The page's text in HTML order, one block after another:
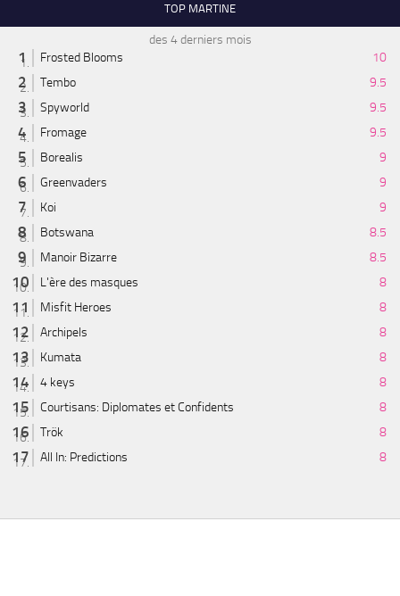
TOP MARTINE
des 4 derniers mois
Frosted Blooms
10
Tembo
9.5
Spyworld
9.5
Fromage
9.5
Borealis
9
Greenvaders
9
Koi
9
Botswana
8.5
Manoir Bizarre
8.5
L'ère des masques
8
Misfit Heroes
8
Archipels
8
Kumata
8
4 keys
8
Courtisans: Diplomates et Confidents
8
Trök
8
All In: Predictions
8